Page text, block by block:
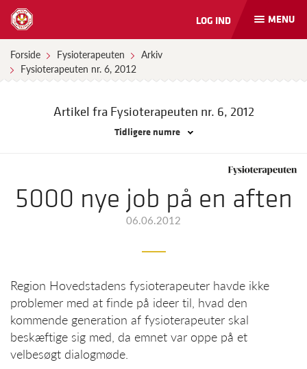
Åbn
og
MENU
LOG IND
Forside Fysioterapeuten
Arkiv
Fysioterapeuten nr. 6, 2012
Artikel fra Fysioterapeuten nr. 6, 2012
Tidligere numre
5000 nye job på en aften
06.06.2012
Region Hovedstadens fysioterapeuter havde ikke
problemer med at finde på ideer til, hvad den
kommende generation af fysioterapeuter skal
beskæftige sig med, da emnet var oppe på et
velbesøgt dialogmøde.